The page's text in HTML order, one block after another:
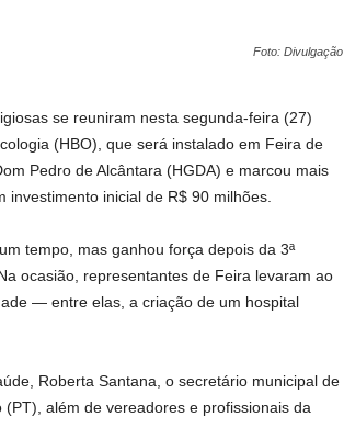
Foto: Divulgação
se reuniram nesta segunda-feira (27)
(HBO), que será instalado em Feira de
Pedro de Alcântara (HGDA) e marcou mais
inicial de R$ 90 milhões.
tempo, mas ganhou força depois da 3ª
ocasião, representantes de Feira levaram ao
— entre elas, a criação de um hospital
Roberta Santana, o secretário municipal de
além de vereadores e profissionais da